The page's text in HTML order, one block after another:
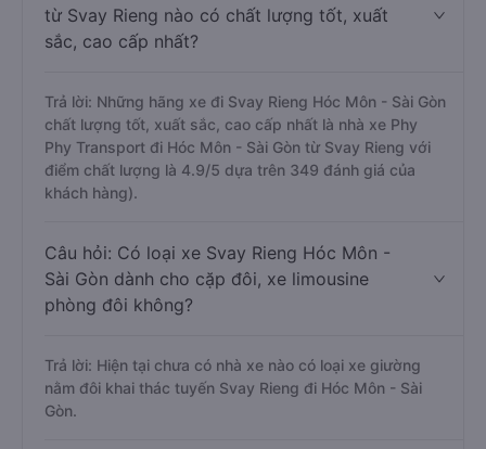
từ Svay Rieng nào có chất lượng tốt, xuất
sắc, cao cấp nhất?
Trả lời: Những hãng xe đi Svay Rieng Hóc Môn - Sài Gòn
chất lượng tốt, xuất sắc, cao cấp nhất là nhà xe Phy
Phy Transport đi Hóc Môn - Sài Gòn từ Svay Rieng với
điểm chất lượng là 4.9/5 dựa trên 349 đánh giá của
khách hàng).
Câu hỏi: Có loại xe Svay Rieng Hóc Môn -
Sài Gòn dành cho cặp đôi, xe limousine
phòng đôi không?
Trả lời: Hiện tại chưa có nhà xe nào có loại xe giường
nằm đôi khai thác tuyến Svay Rieng đi Hóc Môn - Sài
Gòn.